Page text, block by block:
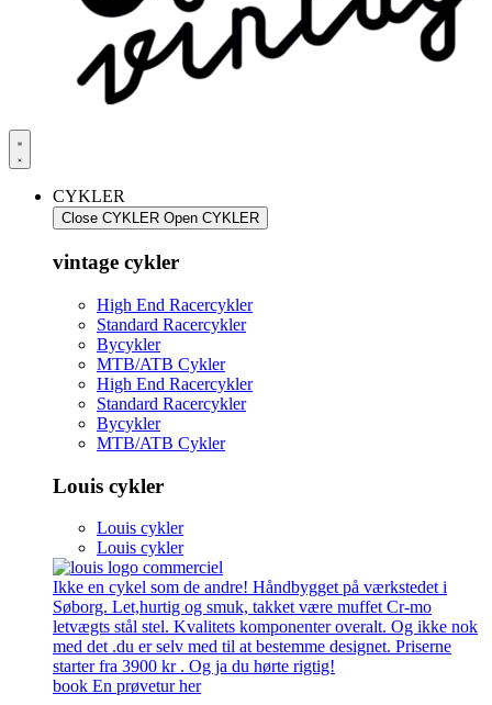
CYKLER
Close CYKLER Open CYKLER
vintage cykler
High End Racercykler
Standard Racercykler
Bycykler
MTB/ATB Cykler
High End Racercykler
Standard Racercykler
Bycykler
MTB/ATB Cykler
Louis cykler
Louis cykler
Louis cykler
Ikke en cykel som de andre! Håndbygget på værkstedet i
Søborg. Let,hurtig og smuk, takket være muffet Cr-mo
letvægts stål stel. Kvalitets komponenter overalt. Og ikke nok
med det .du er selv med til at bestemme designet. Priserne
starter fra 3900 kr . Og ja du hørte rigtig!
book En prøvetur her